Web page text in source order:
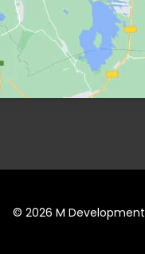
© 2026 M Development